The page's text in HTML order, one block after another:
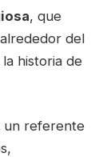
, que
del
historia de
un referente